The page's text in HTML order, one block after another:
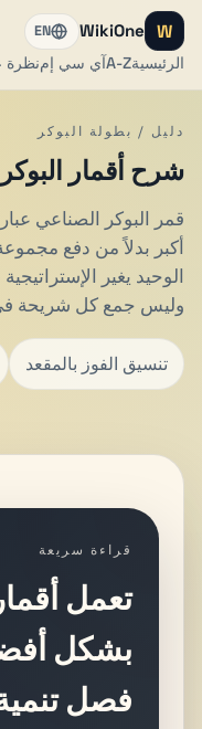
W
WikiOne
الرئيسيةA-Zآي سي إمنظرة
EN
دليل / بطولة البوكر
شرح أقمار
قمر البوكر الصناعي
أكبر بدلاً من دفع
الوحيد يغير
وليس جمع كل شريحة
تنسيق الفوز بالمقعد
قراءة سريعة
تعمل
بشكل
فصل